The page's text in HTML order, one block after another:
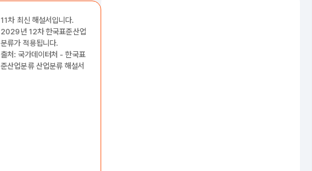
11차 최신 해설서입니다.
2029년 12차 한국표준산업
분류가 적용됩니다.
출처: 국가데이터처 - 한국표
준산업분류 산업분류 해설서